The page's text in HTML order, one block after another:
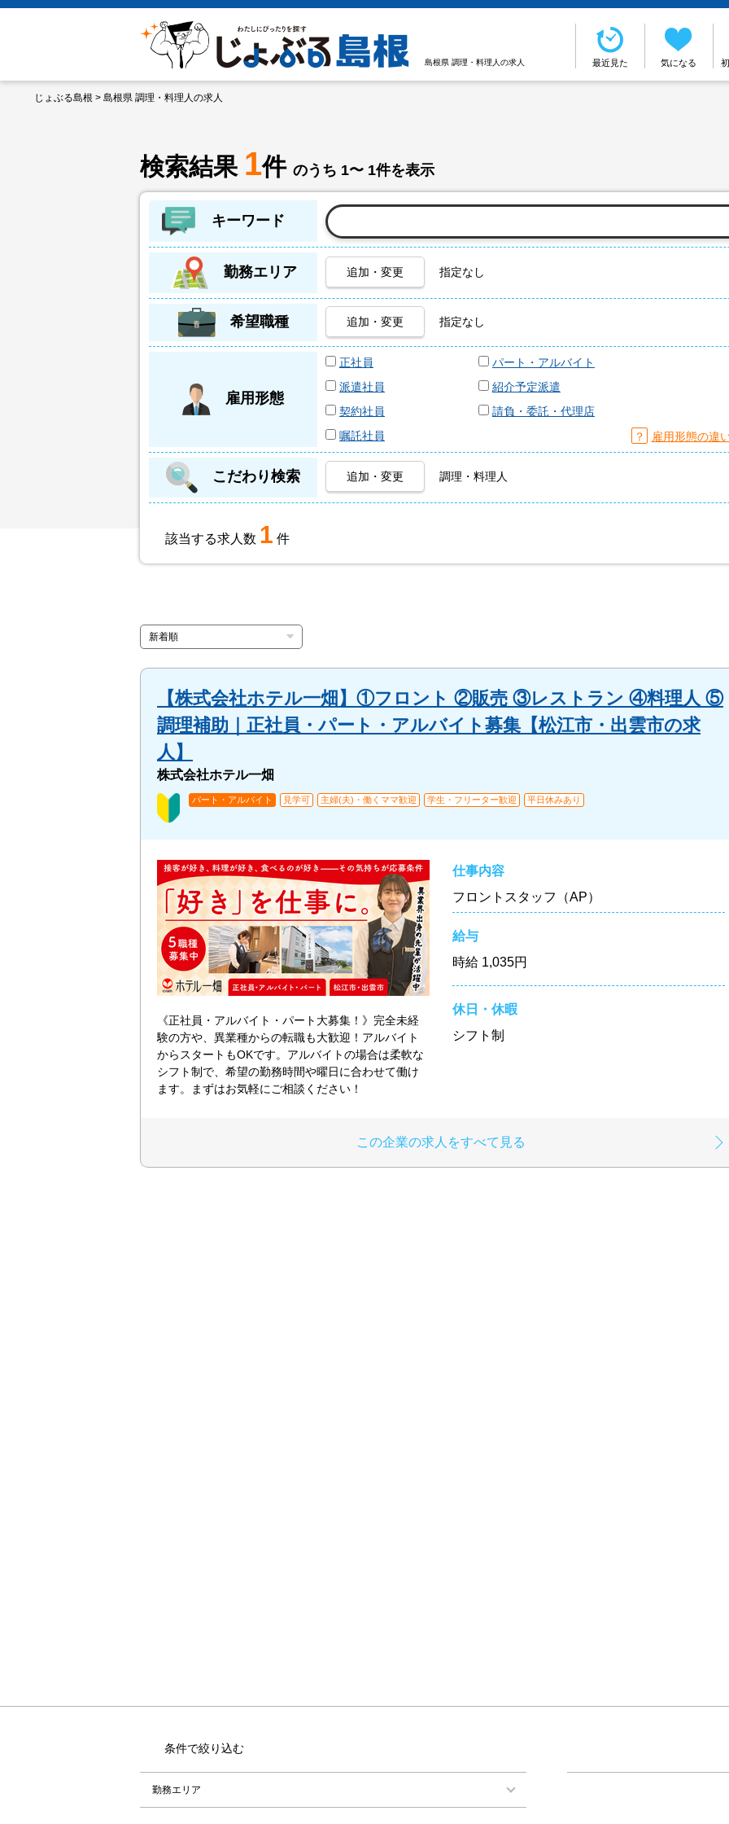
島根県 調理・料理人の求人 最近見た 気になる
じょぶる島根 > 島根県 調理・料理人の求人
検索結果 1件 のうち 1〜 1件を表示
キーワード
勤務エリア 追加・変更 指定なし
希望職種 追加・変更 指定なし
雇用形態
正社員
パート・アルバイト
派遣社員
紹介予定派遣
契約社員
請負・委託・代理店
嘱託社員
？ 雇用形態の違
こだわり検索 追加・変更 調理・料理人
該当する求人数 1 件
【株式会社ホテル一畑】①フロント ②販売 ③レストラン ④料理人 ⑤
調理補助｜正社員・パート・アルバイト募集【松江市・出雲市の求
人】
株式会社ホテル一畑
パート・アルバイト 見学可 主婦(夫)・働くママ歓迎 学生・フリーター歓迎 平日休みあり
《正社員・アルバイト・パート大募集！》完全未経
験の方や、異業種からの転職も大歓迎！アルバイト
からスタートもOKです。アルバイトの場合は柔軟な
シフト制で、希望の勤務時間や曜日に合わせて働け
ます。まずはお気軽にご相談ください！
仕事内容
フロントスタッフ（AP）
給与
時給 1,035円
休日・休暇
シフト制
この企業の求人をすべて見る
条件で絞り込む
勤務エリア